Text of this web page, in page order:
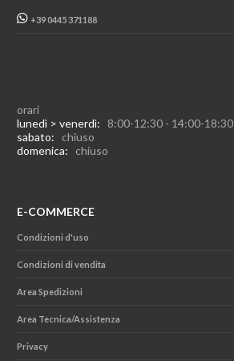
+39 0445 371188
orari
lunedì > venerdì: 8:00-12:30 - 14:00-18:30
sabato: chiuso
domenica: chiuso
E-COMMERCE
Condizioni d'uso
Condizioni di vendita
Area Spedizioni
Area Tecnica/Assistenza
Privacy